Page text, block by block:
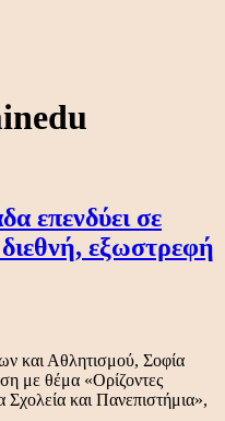
επενδύει σε
εξωστρεφή
και Αθλητισμού, Σοφία
με θέμα «Ορίζοντες
Σχολεία και Πανεπιστήμια»,